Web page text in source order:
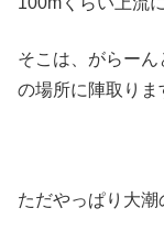
そこは、がらー
の場所に陣取りま
ただやっぱり大潮